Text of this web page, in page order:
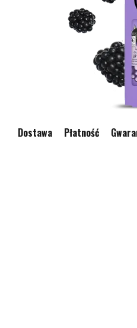
Dostawa Płatność